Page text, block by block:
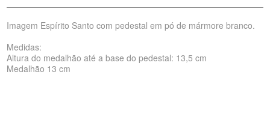
Imagem Espírito Santo com pedestal em pó de mármore branco.
Medidas:
Altura do medalhão até a base do pedestal: 13,5 cm
Medalhão 13 cm